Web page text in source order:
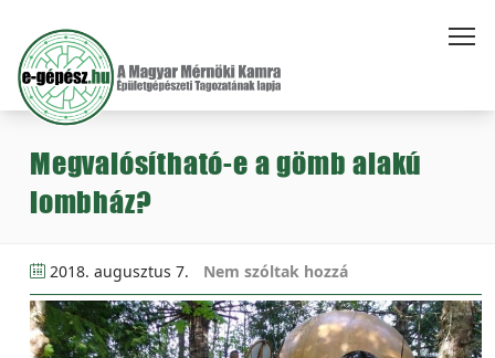
Megvalósítható-e a gömb alakú
lombház?
2018. augusztus 7. Nem szóltak hozzá